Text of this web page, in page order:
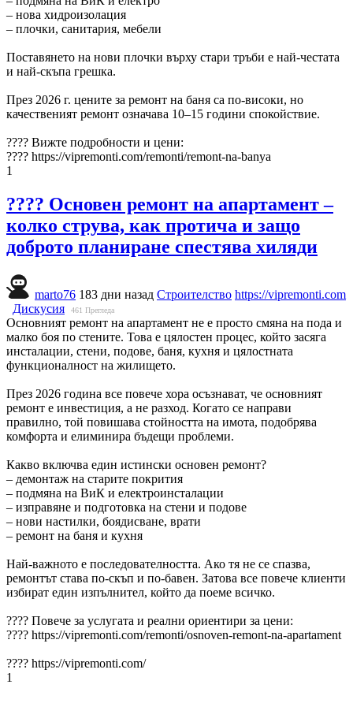
– нова хидроизолация
– плочки, санитария, мебели
Поставянето на нови плочки върху стари тръби е най-честата
и най-скъпа грешка.
През 2026 г. цените за ремонт на баня са по-високи, но
качественият ремонт означава 10–15 години спокойствие.
???? Вижте подробности и цени:
???? https://vipremonti.com/remonti/remont-na-banya
1
???? Основен ремонт на апартамент –
колко струва, как протича и защо
доброто планиране спестява хиляди
marto76 183 дни назад Строителство https://vipremonti.com
Дискусия
461 Прегледа
Основният ремонт на апартамент не е просто смяна на пода и
малко боя по стените. Това е цялостен процес, който засяга
инсталации, стени, подове, баня, кухня и цялостната
функционалност на жилището.
През 2026 година все повече хора осъзнават, че основният
ремонт е инвестиция, а не разход. Когато се направи
правилно, той повишава стойността на имота, подобрява
комфорта и елиминира бъдещи проблеми.
Какво включва един истински основен ремонт?
– демонтаж на старите покрития
– подмяна на ВиК и електроинсталации
– изправяне и подготовка на стени и подове
– нови настилки, боядисване, врати
– ремонт на баня и кухня
Най-важното е последователността. Ако тя не се спазва,
ремонтът става по-скъп и по-бавен. Затова все повече клиенти
избират един изпълнител, който да поеме всичко.
???? Повече за услугата и реални ориентири за цени:
???? https://vipremonti.com/remonti/osnoven-remont-na-apartament
???? https://vipremonti.com/
1